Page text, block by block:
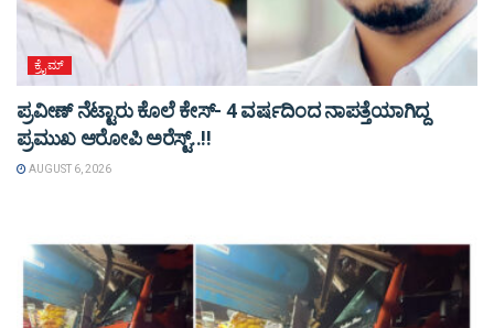
ಕ್ರೈಮ್
ಪ್ರವೀಣ್ ನೆಟ್ಟಾರು ಕೊಲೆ ಕೇಸ್‌- 4 ವರ್ಷದಿಂದ ನಾಪತ್ತೆಯಾಗಿದ್ದ
ಪ್ರಮುಖ ಆರೋಪಿ ಅರೆಸ್ಟ್‌..!!
AUGUST 6, 2026